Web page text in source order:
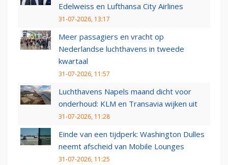
Edelweiss en Lufthansa City Airlines
31-07-2026, 13:17
Meer passagiers en vracht op
Nederlandse luchthavens in tweede
kwartaal
31-07-2026, 11:57
Luchthavens Napels maand dicht voor
onderhoud: KLM en Transavia wijken uit
31-07-2026, 11:28
Einde van een tijdperk: Washington Dulles
neemt afscheid van Mobile Lounges
31-07-2026, 11:25